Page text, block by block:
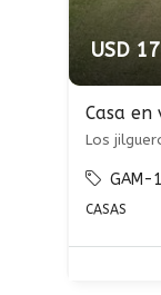
USD
Casa en
Los
GAM-
CASAS